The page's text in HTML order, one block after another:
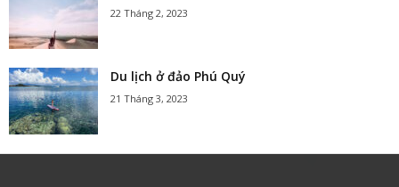
22 Tháng 2, 2023
Du lịch ở đảo Phú Quý
21 Tháng 3, 2023